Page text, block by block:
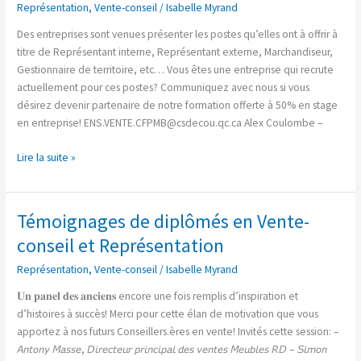
Représentation,Vente-conseil/Isabelle Myrand
Des entreprises sont venues présenter les postes qu’elles ont à offrir à
titre de Représentant interne, Représentant externe, Marchandiseur,
Gestionnaire de territoire, etc… Vous êtes une entreprise qui recrute
actuellement pour ces postes? Communiquez avec nous si vous
désirez devenir partenaire de notre formation offerte à 50% en stage
en entreprise! ENS.VENTE.CFPMB@csdecou.qc.ca Alex Coulombe –
Lire la suite »
Témoignages de diplômés en Vente-
conseil et Représentation
Représentation,Vente-conseil/Isabelle Myrand
𝐔𝐧 𝐩𝐚𝐧𝐞𝐥 𝐝𝐞𝐬 𝐚𝐧𝐜𝐢𝐞𝐧𝐬 encore une fois remplis d’inspiration et
d’histoires à succès! Merci pour cette élan de motivation que vous
apportez à nos futurs Conseillers.ères en vente! Invités cette session: –
𝘈𝘯𝘵𝘰𝘯𝘺 𝘔𝘢𝘴𝘴𝘦, 𝘋𝘪𝘳𝘦𝘤𝘵𝘦𝘶𝘳 𝘱𝘳𝘪𝘯𝘤𝘪𝘱𝘢𝘭 𝘥𝘦𝘴 𝘷𝘦𝘯𝘵𝘦𝘴 𝘔𝘦𝘶𝘣𝘭𝘦𝘴 𝘙𝘋 – 𝘚𝘪𝘮𝘰𝘯
Témoignages
diplômés
en
conseil
Représentation